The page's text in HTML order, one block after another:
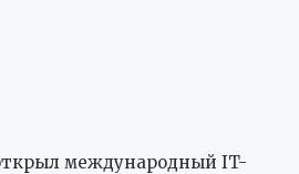
международный IT-